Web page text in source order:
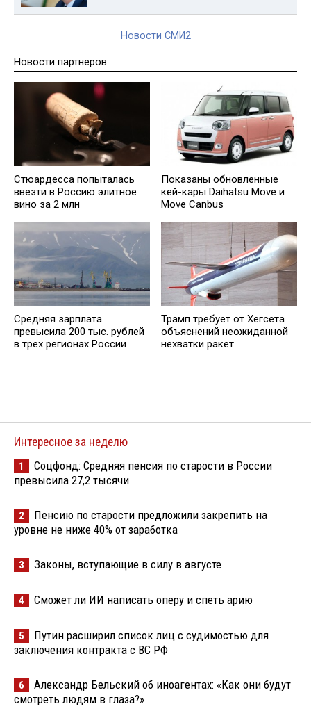
Новости СМИ2
Новости партнеров
Стюардесса попыталась
ввезти в Россию элитное
вино за 2 млн
Показаны обновленные
кей-кары Daihatsu Move и
Move Canbus
Средняя зарплата
превысила 200 тыс. рублей
в трех регионах России
Трамп требует от Хегсета
объяснений неожиданной
нехватки ракет
Интересное за неделю
1
Соцфонд: Средняя пенсия по старости в России
превысила 27,2 тысячи
2
Пенсию по старости предложили закрепить на
уровне не ниже 40% от заработка
3 Законы, вступающие в силу в августе
4 Сможет ли ИИ написать оперу и спеть арию
5
Путин расширил список лиц с судимостью для
заключения контракта с ВС РФ
6
Александр Бельский об иноагентах: «Как они будут
смотреть людям в глаза?»